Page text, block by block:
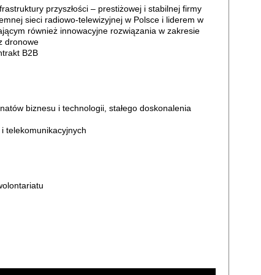
przyszłości – prestiżowej i stabilnej firmy
sieci radiowo-telewizyjnej w Polsce i liderem w
również innowacyjne rozwiązania w zakresie
dronowe
B2B
biznesu i technologii, stałego doskonalenia
telekomunikacyjnych